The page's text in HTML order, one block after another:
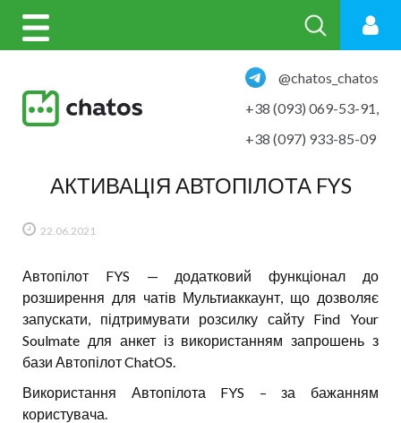
@chatos_chatos
+38 (093) 069-53-91,
+38 (097) 933-85-09
АКТИВАЦІЯ АВТОПІЛОТА FYS
22.06.2021
Автопілот FYS — додатковий функціонал до
розширення для чатів Мультиаккаунт, що дозволяє
запускати, підтримувати розсилку сайту Find Your
Soulmate для анкет із використанням запрошень з
бази Автопілот ChatOS.
Використання Автопілота FYS – за бажанням
користувача.